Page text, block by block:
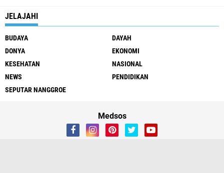
JELAJAHI
BUDAYA
DAYAH
DONYA
EKONOMI
KESEHATAN
NASIONAL
NEWS
PENDIDIKAN
SEPUTAR NANGGROE
Medsos